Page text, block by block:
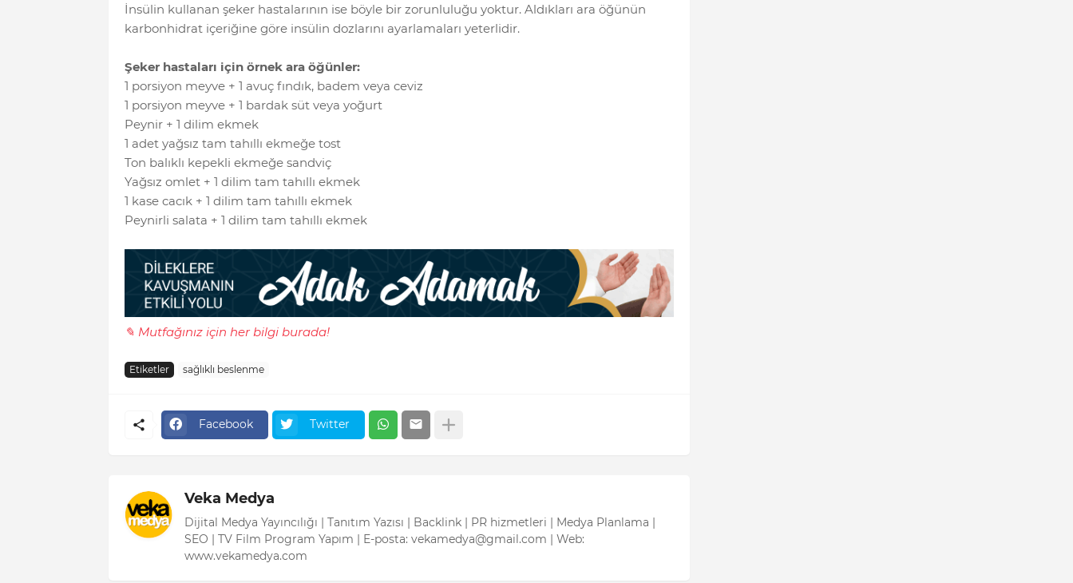
İnsülin kullanan şeker hastalarının ise böyle bir zorunluluğu yoktur. Aldıkları ara öğünün
karbonhidrat içeriğine göre insülin dozlarını ayarlamaları yeterlidir.
Şeker hastaları için örnek ara öğünler:
1 porsiyon meyve + 1 avuç fındık, badem veya ceviz
1 porsiyon meyve + 1 bardak süt veya yoğurt
Peynir + 1 dilim ekmek
1 adet yağsız tam tahıllı ekmeğe tost
Ton balıklı kepekli ekmeğe sandviç
Yağsız omlet + 1 dilim tam tahıllı ekmek
1 kase cacık + 1 dilim tam tahıllı ekmek
Peynirli salata + 1 dilim tam tahıllı ekmek
✎ Mutfağınız için her bilgi burada!
Etiketler sağlıklı beslenme
Facebook Twitter
Veka Medya
Dijital Medya Yayıncılığı | Tanıtım Yazısı | Backlink | PR hizmetleri | Medya Planlama |
SEO | TV Film Program Yapım | E-posta: vekamedya@gmail.com | Web:
www.vekamedya.com